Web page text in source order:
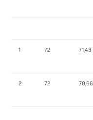
1 72 71,43
2 72 70,66